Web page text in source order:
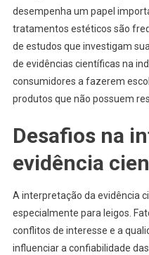
desempenha um papel
tratamentos estéticos são
de estudos que investigam
de evidências científicas na
consumidores a fazerem
produtos que não possuem
Desafios na
evidência
A interpretação da evidência
especialmente para leigos.
conflitos de interesse e a
influenciar a confiabilidade